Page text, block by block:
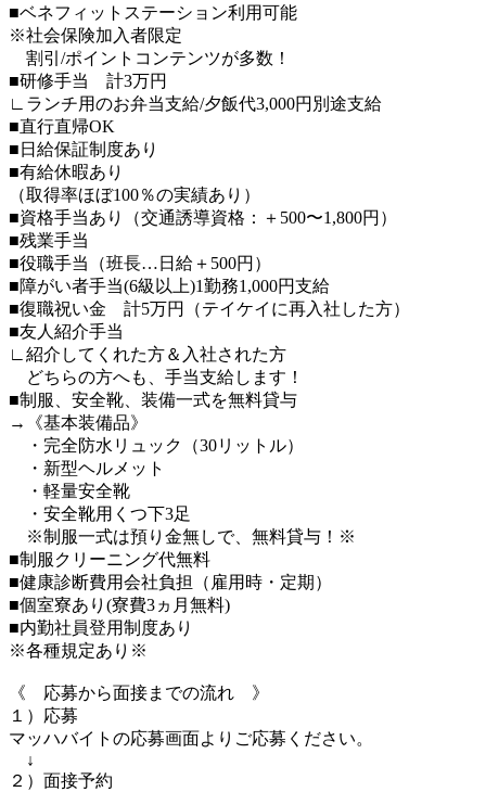
■ベネフィットステーション利用可能
※社会保険加入者限定
割引/ポイントコンテンツが多数！
■研修手当 計3万円
∟ランチ用のお弁当支給/夕飯代3,000円別途支給
■直行直帰OK
■日給保証制度あり
■有給休暇あり
（取得率ほぼ100％の実績あり）
■資格手当あり（交通誘導資格：＋500〜1,800円）
■残業手当
■役職手当（班長…日給＋500円）
■障がい者手当(6級以上)1勤務1,000円支給
■復職祝い金 計5万円（テイケイに再入社した方）
■友人紹介手当
∟紹介してくれた方＆入社された方
どちらの方へも、手当支給します！
■制服、安全靴、装備一式を無料貸与
→《基本装備品》
・完全防水リュック（30リットル）
・新型ヘルメット
・軽量安全靴
・安全靴用くつ下3足
※制服一式は預り金無しで、無料貸与！※
■制服クリーニング代無料
■健康診断費用会社負担（雇用時・定期）
■個室寮あり(寮費3ヵ月無料)
■内勤社員登用制度あり
※各種規定あり※
《 応募から面接までの流れ 》
１）応募
マッハバイトの応募画面よりご応募ください。
↓
２）面接予約